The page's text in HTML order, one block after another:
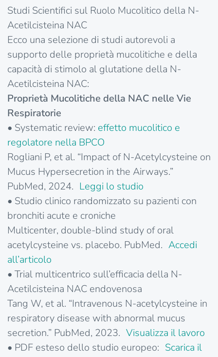
Studi Scientifici sul Ruolo Mucolitico della N-
Acetilcisteina NAC
Ecco una selezione di studi autorevoli a
supporto delle proprietà mucolitiche e della
capacità di stimolo al glutatione della N-
Acetilcisteina NAC:
Proprietà Mucolitiche della NAC nelle Vie
Respiratorie
• Systematic review: effetto mucolitico e
regolatore nella BPCO
Rogliani P, et al. “Impact of N-Acetylcysteine on
Mucus Hypersecretion in the Airways.”
PubMed, 2024. Leggi lo studio
• Studio clinico randomizzato su pazienti con
bronchiti acute e croniche
Multicenter, double-blind study of oral
acetylcysteine vs. placebo. PubMed. Accedi
all’articolo
• Trial multicentrico sull’efficacia della N-
Acetilcisteina NAC endovenosa
Tang W, et al. “Intravenous N-acetylcysteine in
respiratory disease with abnormal mucus
secretion.” PubMed, 2023. Visualizza il lavoro
• PDF esteso dello studio europeo: Scarica il